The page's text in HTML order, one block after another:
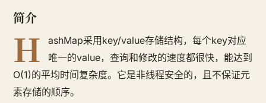
简介
H
ashMap采用key/value存储结构，每个key对应
唯一的value，查询和修改的速度都很快，能达到
O(1)的平均时间复杂度。它是非线程安全的，且不保证元
素存储的顺序。